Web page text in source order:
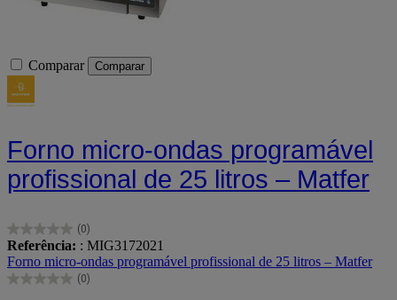
Comparar Comparar
Forno micro-ondas programável
profissional de 25 litros – Matfer
(0)
0.0
em
5
estrelas.
Referência: : MIG3172021
Forno micro-ondas programável profissional de 25 litros – Matfer
(0)
0.0